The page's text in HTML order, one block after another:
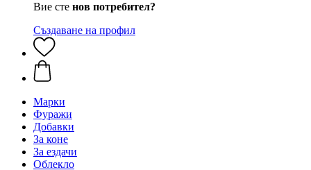
Вие сте нов потребител?
Създаване на профил
Марки
Фуражи
Добавки
За коне
За ездачи
Облекло